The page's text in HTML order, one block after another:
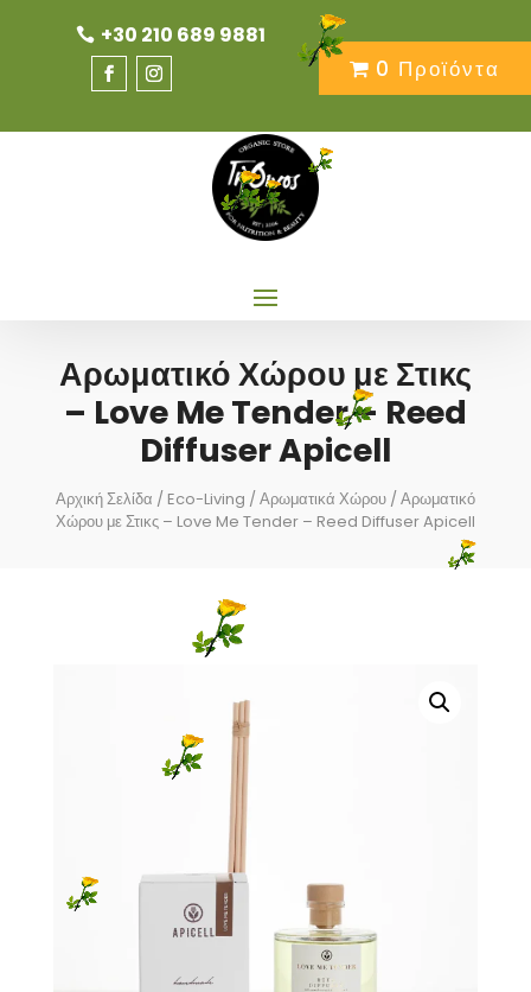
+30 210 689 9881
0 Προϊόντα
Αρωματικό Χώρου με Στικς
– Love Me Tender – Reed
Diffuser Apicell
Αρχική Σελίδα / Eco-Living /Αρωματικά Χώρου/ Αρωματικό
Χώρου με Στικς – Love Me Tender – Reed Diffuser Apicell